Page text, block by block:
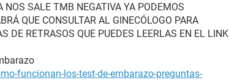
SALE TMB NEGATIVA YA PODEMOS
QUE CONSULTAR AL GINECÓLOGO PARA
DE RETRASOS QUE PUEDES LEERLAS EN EL LINK
funcionan-los-test-de-embarazo-preguntas-